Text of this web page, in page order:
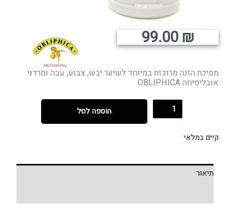
מסיכת הזנה מרוכזת במיוחד לשיער יבש, צבוע, עבה ומרדני
אובליפיחה OBLIPHICA
99.00₪
הוספה לסל
קיים במלאי
תיאור